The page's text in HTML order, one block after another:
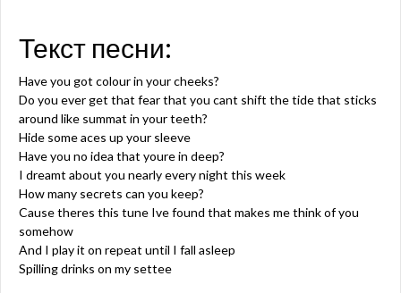
Текст песни:
Have you got colour in your cheeks?
Do you ever get that fear that you cant shift the tide that sticks
around like summat in your teeth?
Hide some aces up your sleeve
Have you no idea that youre in deep?
I dreamt about you nearly every night this week
How many secrets can you keep?
Cause theres this tune Ive found that makes me think of you
somehow
And I play it on repeat until I fall asleep
Spilling drinks on my settee